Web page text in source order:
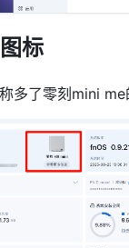
标
多了零刻mini me